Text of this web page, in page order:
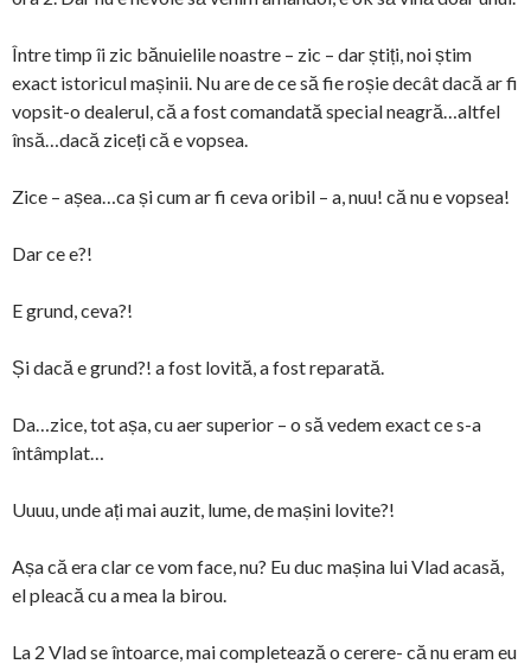
Între timp îi zic bănuielile noastre – zic – dar știți, noi știm
exact istoricul mașinii. Nu are de ce să fie roșie decât dacă ar fi
vopsit-o dealerul, că a fost comandată special neagră…altfel
însă…dacă ziceți că e vopsea.
Zice – așea…ca și cum ar fi ceva oribil – a, nuu! că nu e vopsea!
Dar ce e?!
E grund, ceva?!
Și dacă e grund?! a fost lovită, a fost reparată.
Da…zice, tot așa, cu aer superior – o să vedem exact ce s-a
întâmplat…
Uuuu, unde ați mai auzit, lume, de mașini lovite?!
Așa că era clar ce vom face, nu? Eu duc mașina lui Vlad acasă,
el pleacă cu a mea la birou.
La 2 Vlad se întoarce, mai completează o cerere- că nu eram eu